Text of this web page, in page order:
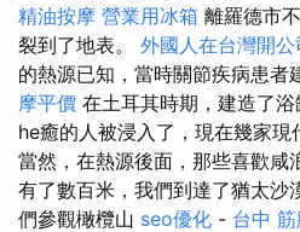
精油按摩 營業用冰箱 離羅德市
裂到了地表。 外國人在台灣開公
的熱源已知，當時關節疾病患者
摩平價 在土耳其時期，建造了
he癒的人被浸入了，現在幾家現
當然，在熱源後面，那些喜歡咸
有了數百米，我們到達了猶太沙
們參觀橄欖山 seo優化 - 台中 筋